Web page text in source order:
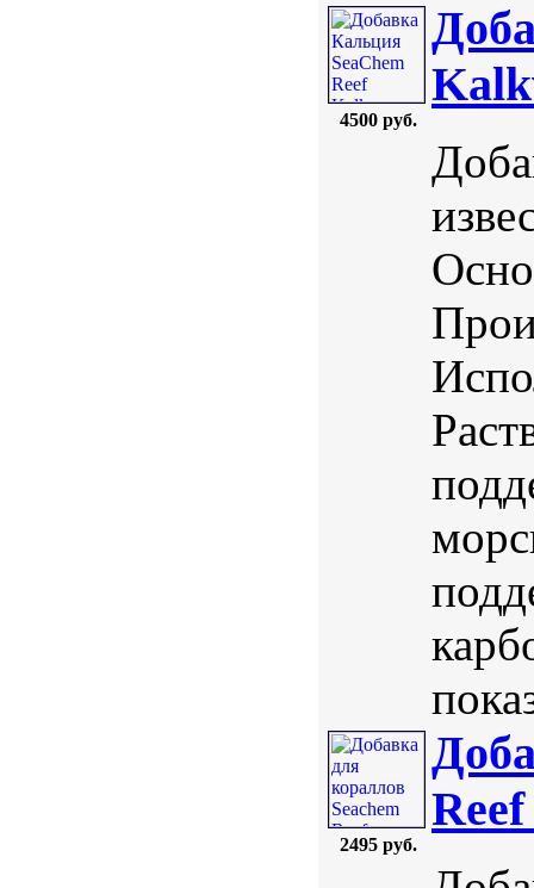
4500 руб.
2495 руб.